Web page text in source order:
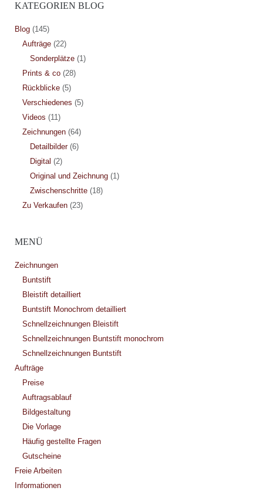
KATEGORIEN BLOG
Blog(145)
Aufträge(22)
Sonderplätze(1)
Prints & co(28)
Rückblicke(5)
Verschiedenes (5)
Videos (11)
Zeichnungen(64)
Detailbilder(6)
Digital (2)
Original und Zeichnung(1)
Zwischenschritte(18)
Zu Verkaufen(23)
MENÜ
Zeichnungen
Buntstift
Bleistift detailliert
Buntstift Monochrom detailliert
Schnellzeichnungen Bleistift
Schnellzeichnungen Buntstift monochrom
Schnellzeichnungen Buntstift
Aufträge
Preise
Auftragsablauf
Bildgestaltung
Die Vorlage
Häufig gestellte Fragen
Gutscheine
Freie Arbeiten
Informationen